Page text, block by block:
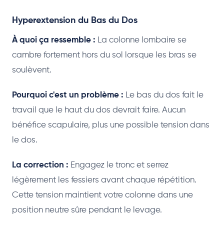
Hyperextension du Bas du Dos
À quoi ça ressemble : La colonne lombaire se
cambre fortement hors du sol lorsque les bras se
soulèvent.
Pourquoi c'est un problème : Le bas du dos fait le
travail que le haut du dos devrait faire. Aucun
bénéfice scapulaire, plus une possible tension dans
le dos.
La correction : Engagez le tronc et serrez
légèrement les fessiers avant chaque répétition.
Cette tension maintient votre colonne dans une
position neutre sûre pendant le levage.